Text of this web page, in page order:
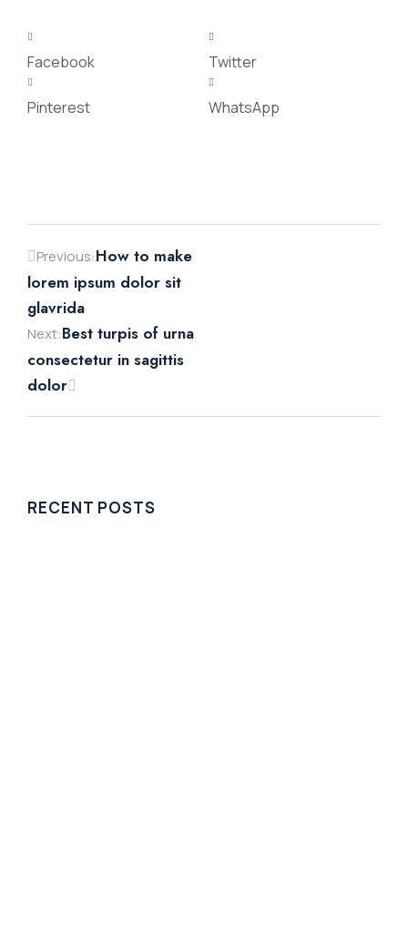
Facebook Twitter
Pinterest WhatsApp
Previous:How to make
lorem ipsum dolor sit
glavrida
Next:Best turpis of urna
consectetur in sagittis
dolor
RECENT POSTS